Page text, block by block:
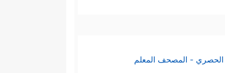
الحصري - المصحف المعلم